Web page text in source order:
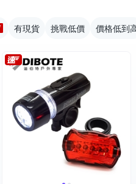
有現貨 挑戰低價 價格低到